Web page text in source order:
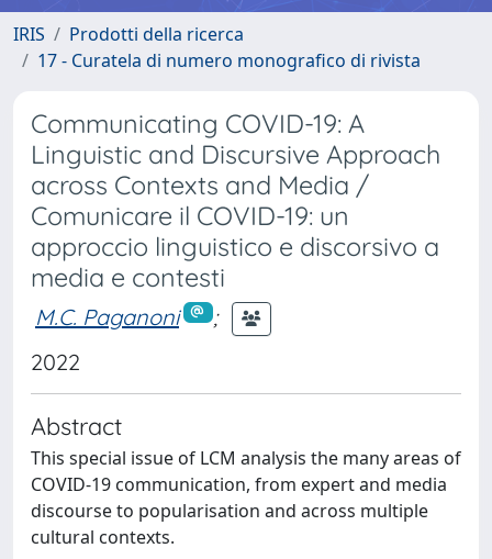
IRIS
Prodotti della ricerca
17 - Curatela di numero monografico di rivista
Communicating COVID-19: A
Linguistic and Discursive Approach
across Contexts and Media /
Comunicare il COVID-19: un
approccio linguistico e discorsivo a
media e contesti
M.C. Paganoni
;
2022
Abstract
This special issue of LCM analysis the many areas of
COVID-19 communication, from expert and media
discourse to popularisation and across multiple
cultural contexts.